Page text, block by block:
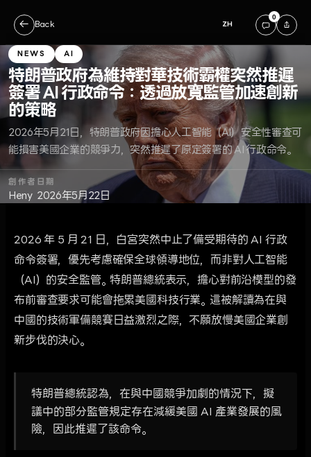
← Back ZH
0
NEWS AI
特朗普政府為維持對華技術霸權突然推遲
簽署 AI 行政命令：透過放寬監管加速創新
的策略
2026年5月21日，特朗普政府因擔心人工智能（AI）安全性審查可
能損害美國企業的競爭力，突然推遲了原定簽署的 AI 行政命令。
創作者
Heny
日期
2026年5月22日
2026 年 5 月 21 日，白宮突然中止了備受期待的 AI 行政
命令簽署，優先考慮確保全球領導地位，而非對人工智能
（AI）的安全監管。特朗普總統表示，擔心對前沿模型的發
布前審查要求可能會拖累美國科技行業。這被解讀為在與
中國的技術軍備競賽日益激烈之際，不願放慢美國企業創
新步伐的決心。
特朗普總統認為，在與中國競爭加劇的情況下，擬
議中的部分監管規定存在減緩美國 AI 產業發展的風
險，因此推遲了該命令。